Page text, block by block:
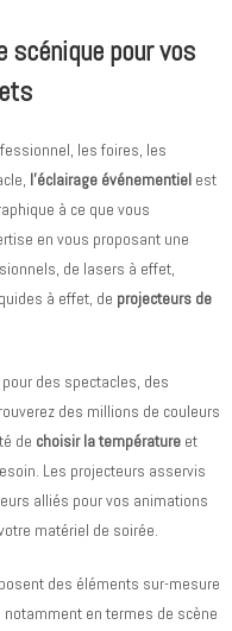
scénique pour vos
les foires, les
l’éclairage événementiel est
à ce que vous
en vous proposant une
de lasers à effet,
à effet, de projecteurs de
des spectacles, des
des millions de couleurs
de choisir la température et
Les projecteurs asservis
alliés pour vos animations
matériel de soirée.
des éléments sur-mesure
en termes de scène